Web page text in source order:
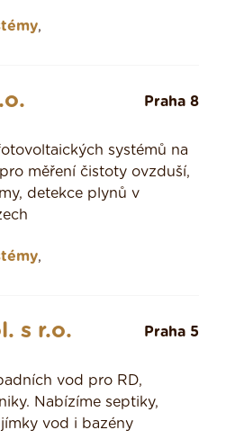
,
Praha 8
systémů na
měření čistoty ovzduší,
detekce plynů v
,
s r.o. Praha 5
vod pro RD,
Nabízíme septiky,
vod i bazény